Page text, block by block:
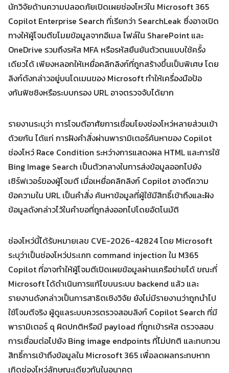
Search
for:
Search
นักวิจัยด้านความปลอดภัยเปิดเผยช่องโหว่ใน Microsoft 365
Copilot Enterprise Search ที่เรียกว่า SearchLeak ซึ่งอาจเปิด
ทางให้ผู้โจมตีขโมยข้อมูลจากอีเมล ไฟล์ใน SharePoint และ
OneDrive รวมถึงรหัส MFA หรือรหัสยืนยันตัวตนแบบใช้ครั้ง
เดียวได้ เพียงหลอกให้เหยื่อคลิกลิงก์ที่ถูกสร้างขึ้นเป็นพิเศษ โดย
ลิงก์ดังกล่าวอยู่บนโดเมนของ Microsoft ทำให้เครื่องมือป้อ
งกันฟิชชิงหรือระบบกรอง URL อาจตรวจจับได้ยาก
รายงานระบุว่า การโจมตีอาศัยการเชื่อมโยงช่องโหว่หลายส่วนเข้า
ด้วยกัน ได้แก่ การฝังคำสั่งผ่านพารามิเตอร์ค้นหาของ Copilot
ช่องโหว่ Race Condition ระหว่างการแสดงผล HTML และการใช้
Bing Image Search เป็นตัวกลางในการส่งข้อมูลออกไปยัง
เซิร์ฟเวอร์ของผู้โจมตี เมื่อเหยื่อคลิกลิงก์ Copilot อาจตีความ
ข้อความใน URL เป็นคำสั่ง ค้นหาข้อมูลที่ผู้ใช้มีสิทธิ์เข้าถึงและฝัง
ข้อมูลดังกล่าวไว้ในคำขอที่ถูกส่งออกไปโดยอัตโนมัติ
ช่องโหว่นี้ได้รับหมายเลข CVE-2026-42824 โดย Microsoft
ระบุว่าเป็นช่องโหว่ประเภท command injection ใน M365
Copilot ที่อาจทำให้ผู้โจมตีเปิดเผยข้อมูลผ่านเครือข่ายได้ ขณะที่
Microsoft ได้ดำเนินการแก้ไขบนระบบ backend แล้ว และ
รายงานดังกล่าวเป็นการสาธิตเชิงวิจัย ยังไม่มีรายงานว่าถูกนำไป
ใช้โจมตีจริง ผู้ดูแลระบบควรตรวจสอบลิงก์ Copilot Search ที่มี
พารามิเตอร์ q ผิดปกติหรือมี payload ที่ถูกเข้ารหัส ตรวจสอบ
การเชื่อมต่อไปยัง Bing image endpoints ที่ไม่ปกติ และทบทวน
สิทธิ์การเข้าถึงข้อมูลใน Microsoft 365 เพื่อลดผลกระทบหาก
เกิดช่องโหว่ลักษณะเดียวกันในอนาคต